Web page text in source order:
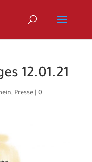
12.01.21
, Presse| 0